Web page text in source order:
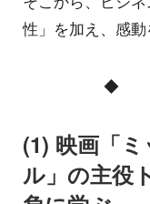
性」を加え、感動
(1) 映画「
ル」の主役